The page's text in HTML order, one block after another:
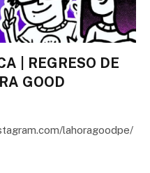
| REGRESO DE
GOOD
lahoragoodpe/